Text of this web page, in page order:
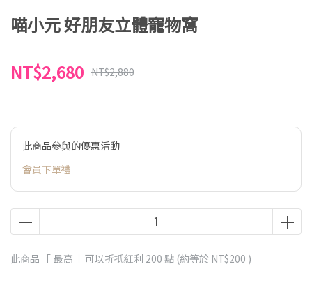
喵小元 好朋友立體寵物窩
NT$2,680 NT$2,880
此商品參與的優惠活動
會員下單禮
此商品 「 最高 」可以折抵紅利 200 點 (約等於 NT$200 )